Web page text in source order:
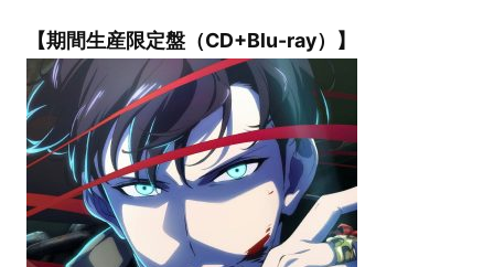
【期間生産限定盤（CD+Blu-ray）】